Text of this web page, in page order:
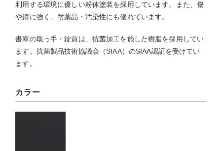
利用する環境に優しい粉体塗装を採用しています。また、傷
や錆に強く、耐薬品・汚染性にも優れています。
書庫の取っ手・錠前は、抗菌加工を施した樹脂を採用してい
ます。抗菌製品技術協議会（SIAA）のSIAA認証を受けてい
ます。
カラー